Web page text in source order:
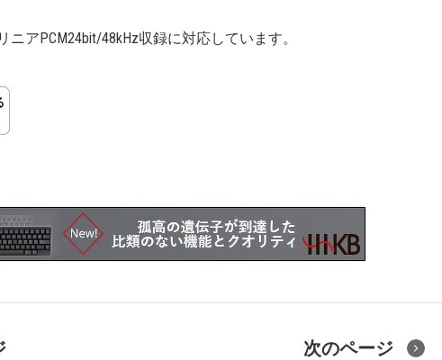
ニアPCM24bit/48kHz収録に対応しています。
次のページ